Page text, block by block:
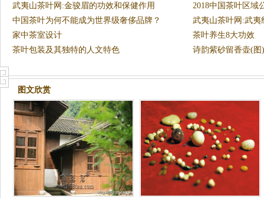
武夷山茶叶网:金骏眉的功效和保健作用
2018中国茶叶区域
中国茶叶为何不能成为世界级奢侈品牌？
武夷山茶叶网:武夷
银骏眉
家中茶室设计
茶叶养生8大功效
茶叶包装及其独特的人文特色
诗韵紫砂留香壶(图)
图文欣赏